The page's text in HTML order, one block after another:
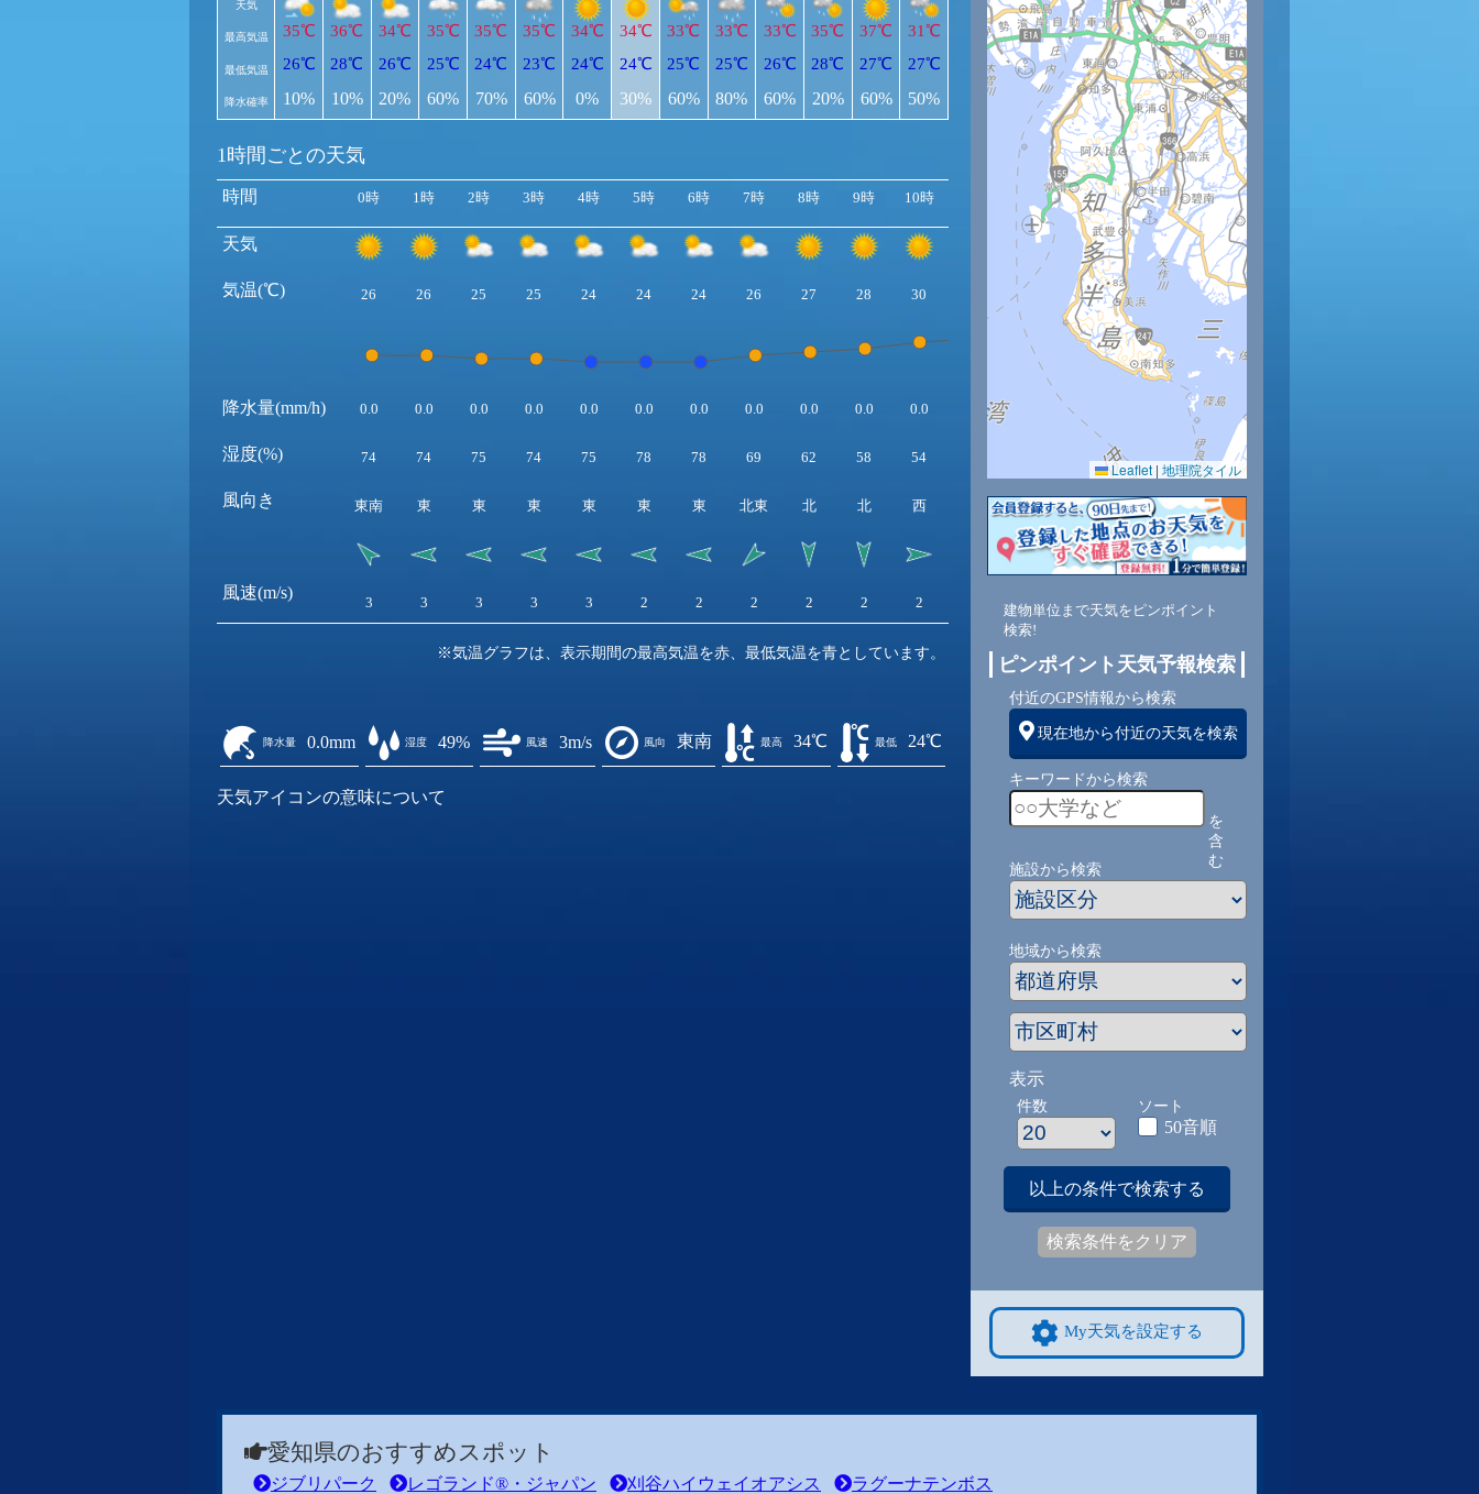
天気
最高気温
最低気温
降水確率
35℃
26℃
10%
36℃
28℃
10%
34℃
26℃
20%
35℃
25℃
60%
35℃
24℃
70%
35℃
23℃
60%
34℃
24℃
0%
34℃
24℃
30%
33℃
25℃
60%
33℃
25℃
80%
33℃
26℃
60%
35℃
28℃
20%
37℃
27℃
60%
31℃
27℃
50%
1時間ごとの天気
時間
天気
気温(℃)
降水量(mm/h)
湿度(%)
風向き
風速(m/s)
0時 1時 2時 3時 4時 5時 6時 7時 8時 9時 10時 12時 13時 14時 15時 16時
26 26 25 25 24 24 24 26 27 28 30 32 32 34 32 32
0.0 0.0 0.0 0.0 0.0 0.0 0.0 0.0 0.0 0.0 0.0 0.0
74 74 75 74 75 78 78 69 62 58 54 44 46
東南 東 東 東 東 東 東 北東 北 北 西 南 南 南西 南西
3 3 3 3 3 2 2 2 2 2 2 3 3 3 3
※気温グラフは、表示期間の最高気温を赤、最低気温を青としています。
降水量 0.0mm 湿度 49% 風速 3m/s 風向 東南 最高 34℃ 最低 24℃
天気アイコンの意味について
Leaflet | 地理院タイル
建物単位まで天気をピンポイント
検索!
ピンポイント天気予報検索
付近のGPS情報から検索
現在地から付近の天気を検索
キーワードから検索
を
含
む
施設から検索
地域から検索
表示
件数 ソート
50音順
以上の条件で検索する
検索条件をクリア
My天気を設定する
愛知県のおすすめスポット
ジブリパーク レゴランド®・ジャパン 刈谷ハイウェイオアシス
ラグーナテンボス